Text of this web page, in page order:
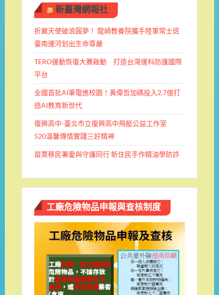
新臺灣網報社
折翼天使破浪圓夢！ 龍崎教養院攜手陸軍常士班 ​
臺南運河划出生命尊嚴
TERO運動恢復大賽啟動 打造台灣運科防護國際
平台
全國首批AI筆電進校園！黃偉哲加碼投入2.7億打
造AI教育新世代
復興高中-臺北市立復興高中飛艇公益工作室
520溫馨傳情實踐三好精神
苗栗移民署愛與守護同行 新住民手作精油學防詐
工廠危險物品申報與查核制度